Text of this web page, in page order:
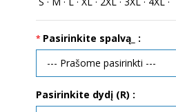
Pasirinkite spalvą_ :
Pasirinkite dydį (R) :